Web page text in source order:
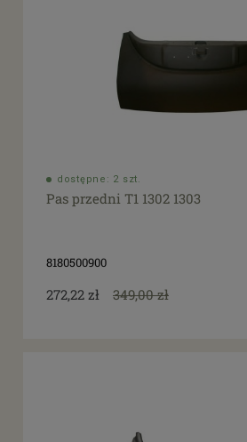
dostępne: 2 szt.
Pas przedni T1 1302 1303
8180500900
272,22 zł 349,00 zł